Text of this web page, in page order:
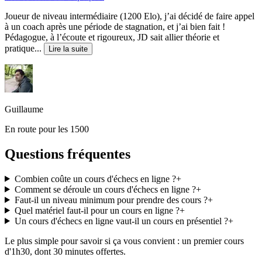
Joueur de niveau intermédiaire (1200 Elo), j’ai décidé de faire appel
à un coach après une période de stagnation, et j’ai bien fait !
Pédagogue, à l’écoute et rigoureux, JD sait allier théorie et
pratique...
Lire la suite
Guillaume
En route pour les 1500
Questions fréquentes
Combien coûte un cours d'échecs en ligne ?+
Comment se déroule un cours d'échecs en ligne ?+
Faut-il un niveau minimum pour prendre des cours ?+
Quel matériel faut-il pour un cours en ligne ?+
Un cours d'échecs en ligne vaut-il un cours en présentiel ?+
Le plus simple pour savoir si ça vous convient : un premier cours
d'1h30, dont 30 minutes offertes.